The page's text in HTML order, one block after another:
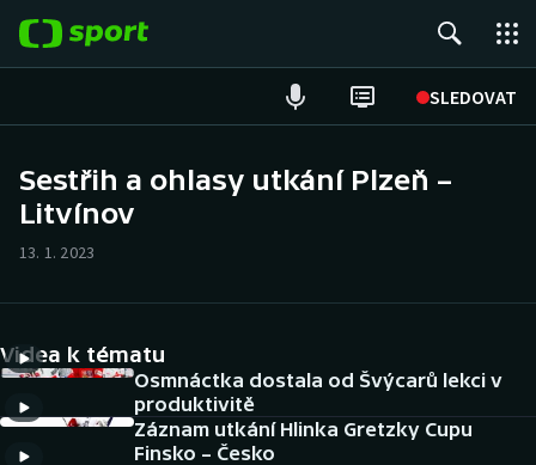
SLEDOVAT
Hokej
Cyklistika
DALŠÍ SPORTY
Sestřih a ohlasy utkání Plzeň –
Litvínov
13. 1. 2023
Videa k tématu
Osmnáctka dostala od Švýcarů lekci v
produktivitě
Záznam utkání Hlinka Gretzky Cupu
Finsko – Česko